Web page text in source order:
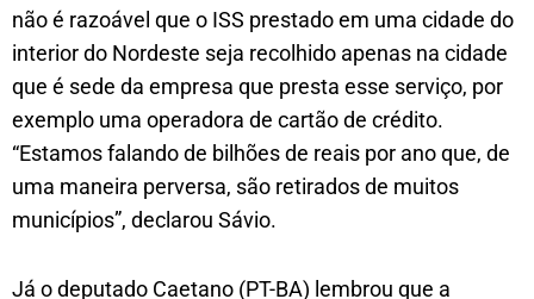
não é razoável que o ISS prestado em uma cidade do
interior do Nordeste seja recolhido apenas na cidade
que é sede da empresa que presta esse serviço, por
exemplo uma operadora de cartão de crédito.
“Estamos falando de bilhões de reais por ano que, de
uma maneira perversa, são retirados de muitos
municípios”, declarou Sávio.
Já o deputado Caetano (PT-BA) lembrou que a